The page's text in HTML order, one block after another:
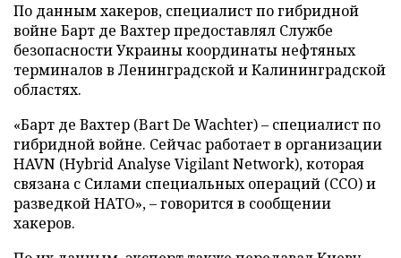
По данным хакеров, специалист по гибридной
войне Барт де Вахтер предоставлял Службе
безопасности Украины координаты нефтяных
терминалов в Ленинградской и Калининградской
областях.
«Барт де Вахтер (Bart De Wachter) – специалист по
гибридной войне. Сейчас работает в организации
HAVN (Hybrid Analyse Vigilant Network), которая
связана с Силами специальных операций (ССО) и
разведкой НАТО», – говорится в сообщении
хакеров.